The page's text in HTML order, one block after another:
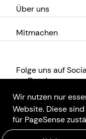
Über uns
Mitmachen
Folge uns auf
to-Date!
Wir nutzen nur
Website. Diese
für PageSense